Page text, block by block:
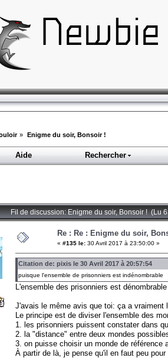
» Enigme du soir, Bonsoir !
Aide Rechercher
Fil de discussion: Enigme du soir, Bonsoir ! (Lu
Re : Re : Enigme du soir,
« #135 le: 30 Avril 2017 à 23:50:00 »
Citation de: pixis le 30 Avril 2017 à 20:57:54
puisque l'ensemble de prisonniers est indénombrable
L'ensemble des prisonniers est
J'avais le même avis que toi: ça a vraiment
Le principe est de diviser l'ensemble des
1. les prisonniers puissent constater dans
2. la "distance" entre deux mondes
3. on puisse choisir un monde de
À partir de là, je pense qu'il en faut peu